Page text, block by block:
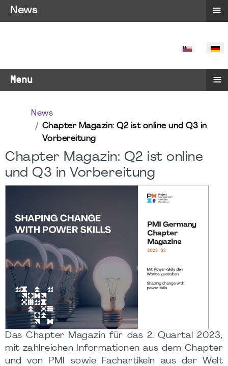
SPRACHE
Menu ≡
News
Chapter Magazin: Q2 ist online und Q3 in
Vorbereitung
Chapter Magazin: Q2 ist online
und Q3 in Vorbereitung
Das Chapter Magazin für das 2. Quartal 2023,
mit zahlreichen Informationen aus dem Chapter
und von PMI sowie Fachartikeln aus der Welt
News ≡